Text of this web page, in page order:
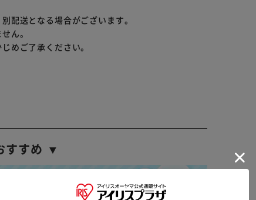
配送となる場合がございます。
ん。
めご了承ください。
すすめ ▼